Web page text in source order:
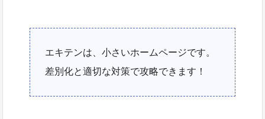
エキテンは、小さいホームページです。
差別化と適切な対策で攻略できます！